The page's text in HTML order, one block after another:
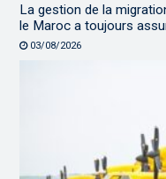
La gestion de la
le Maroc a toujours
03/08/2026